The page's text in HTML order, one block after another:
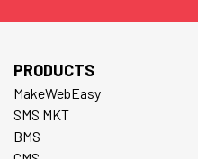
PRODUCTS
MakeWebEasy
SMS MKT
BMS